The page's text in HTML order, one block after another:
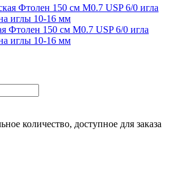
Фтолен 150 см М0.7 USP 6/0 игла
иглы 10-16 мм
количество, доступное для заказа